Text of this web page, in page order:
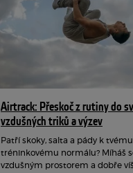
Airtrack: Přeskoč z rutiny do
vzdušných triků a výzev
Patří skoky, salta a pády k tvému
tréninkovému normálu? Míháš
vzdušným prostorem a dobře